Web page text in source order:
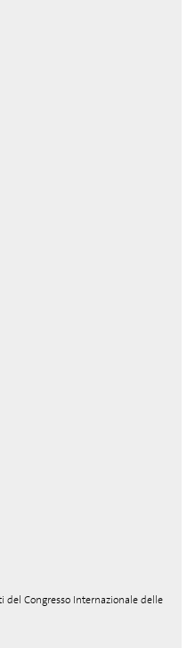
del Congresso Internazionale delle